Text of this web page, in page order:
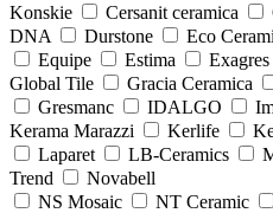
Konskie
Cersanit ceramica
DNA
Durstone Eco
Equipe
Estima Exagres
Global Tile
Gracia Ceramica
Gresmanc
IDALGO
Kerama Marazzi
Kerlife
Laparet
LB-Ceramics
Trend
Novabell
NS Mosaic
NT Ceramic